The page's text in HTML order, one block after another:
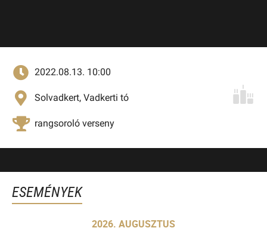
2022.08.13. 10:00
Solvadkert, Vadkerti tó
rangsoroló verseny
ESEMÉNYEK
2026. AUGUSZTUS